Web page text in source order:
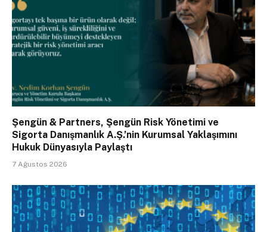
Şengün & Partners, Şengün Risk Yönetimi ve
Sigorta Danışmanlık A.Ş.’nin Kurumsal Yaklaşımını
Hukuk Dünyasıyla Paylaştı
7 Ağustos 2026